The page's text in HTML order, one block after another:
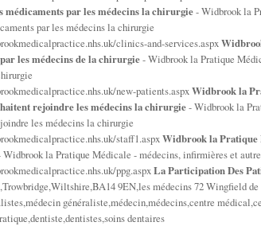
médicaments par les médecins la chirurgie- Widbrook la
par les médecins la chirurgie
clinics-and-services.aspx
les médecins de la chirurgie- Widbrook la Pratique
new-patients.aspx Widbrook la
rejoindre les médecins la chirurgie- Widbrook la
les médecins la chirurgie
staff1.aspx Widbrook la Pratique
Widbrook la Pratique Médicale - médecins, infirmières et
ppg.aspx La Participation Des
9EN,les médecins 72 Wingfield
généraliste,médecin,médecins,centre
dentaires